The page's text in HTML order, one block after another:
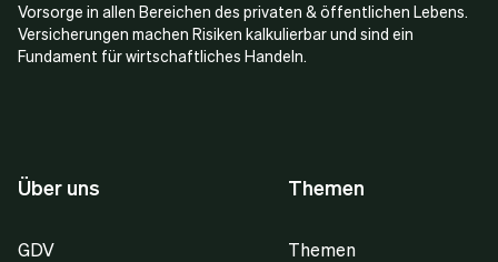
Vorsorge in allen Bereichen des privaten & öffentlichen Lebens.
Versicherungen machen Risiken kalkulierbar und sind ein
Fundament für wirtschaftliches Handeln.
Über uns
GDV
Themen
Themen